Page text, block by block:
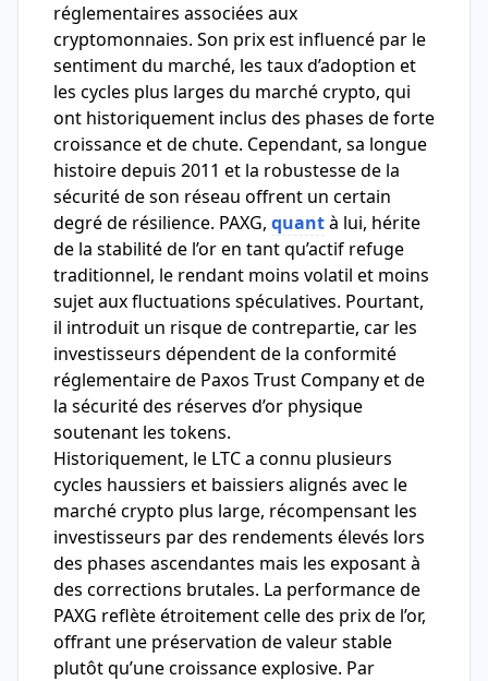
réglementaires associées aux
cryptomonnaies. Son prix est influencé par le
sentiment du marché, les taux d’adoption et
les cycles plus larges du marché crypto, qui
ont historiquement inclus des phases de forte
croissance et de chute. Cependant, sa longue
histoire depuis 2011 et la robustesse de la
sécurité de son réseau offrent un certain
degré de résilience. PAXG, quantà lui, hérite
de la stabilité de l’or en tant qu’actif refuge
traditionnel, le rendant moins volatil et moins
sujet aux fluctuations spéculatives. Pourtant,
il introduit un risque de contrepartie, car les
investisseurs dépendent de la conformité
réglementaire de Paxos Trust Company et de
la sécurité des réserves d’or physique
soutenant les tokens.
Historiquement, le LTC a connu plusieurs
cycles haussiers et baissiers alignés avec le
marché crypto plus large, récompensant les
investisseurs par des rendements élevés lors
des phases ascendantes mais les exposant à
des corrections brutales. La performance de
PAXG reflète étroitement celle des prix de l’or,
offrant une préservation de valeur stable
plutôt qu’une croissance explosive. Par